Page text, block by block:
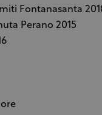
Fontanasanta
Perano 2015